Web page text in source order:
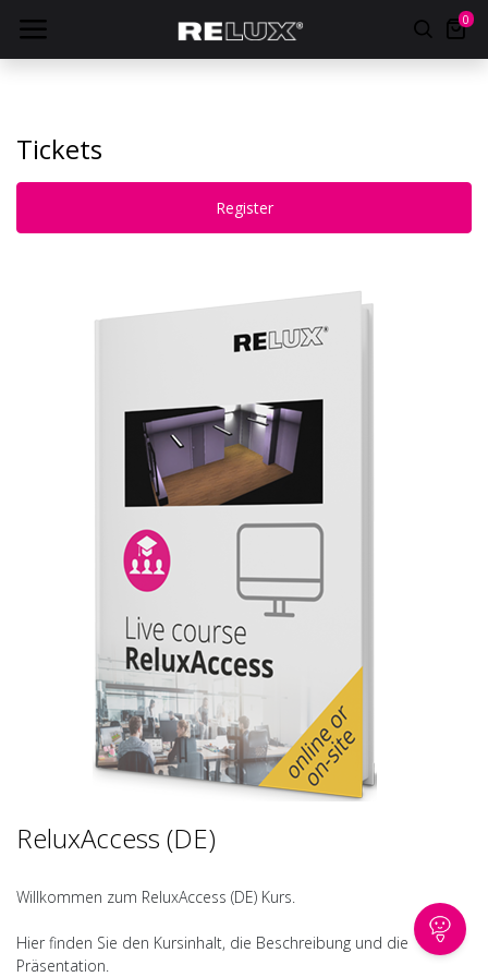
0
Tickets
Register
ReluxAccess (DE)
Willkommen zum ReluxAccess (DE) Kurs.
Hier finden Sie den Kursinhalt, die Beschreibung und die
Präsentation.